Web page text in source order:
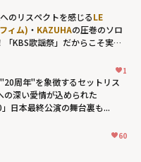
へのリスペクトを感じるLE
ィム) ・ KAZUHAの圧巻のソロ
「KBS歌謡祭」だからこそ実現
1
周年"を象徴するセットリス
の深い愛情が込められた
」日本最終公演の舞台裏も...
60